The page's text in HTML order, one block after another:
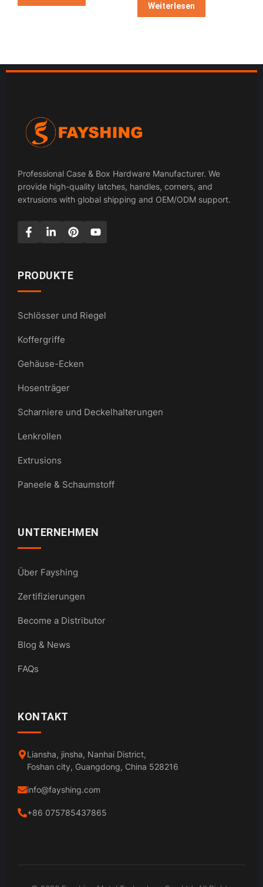
Weiterlesen
Professional Case & Box Hardware Manufacturer. We
provide high-quality latches, handles, corners, and
extrusions with global shipping and OEM/ODM support.
PRODUKTE
Schlösser und Riegel
Koffergriffe
Gehäuse-Ecken
Hosenträger
Scharniere und Deckelhalterungen
Lenkrollen
Extrusions
Paneele & Schaumstoff
UNTERNEHMEN
Über Fayshing
Zertifizierungen
Become a Distributor
Blog & News
FAQs
KONTAKT
Liansha, jinsha, Nanhai District,
Foshan city, Guangdong, China 528216
info@fayshing.com
+86 075785437865